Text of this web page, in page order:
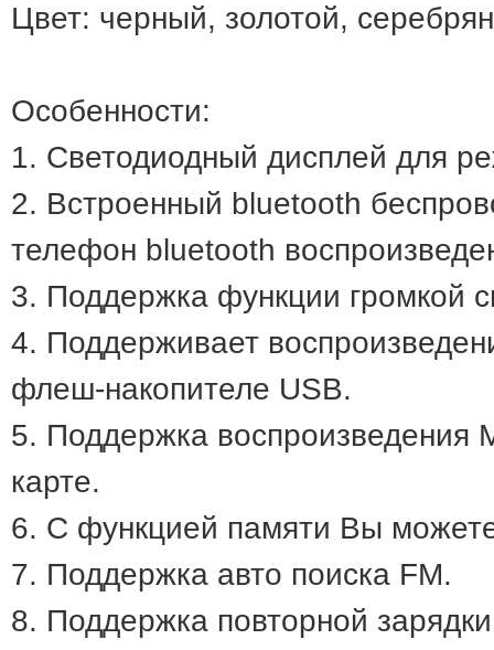
Цвет: черный, золотой,
Особенности:
1. Светодиодный дисплей для
2. Встроенный bluetooth
телефон bluetooth
3. Поддержка функции громкой
4. Поддерживает
флеш-накопителе USB.
5. Поддержка воспроизведения
карте.
6. С функцией памяти Вы можете
7. Поддержка авто поиска FM.
8. Поддержка повторной